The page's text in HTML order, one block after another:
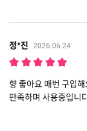
정*진 2026.06.24
향 좋아요 매번 구입
만족하며 사용중입니